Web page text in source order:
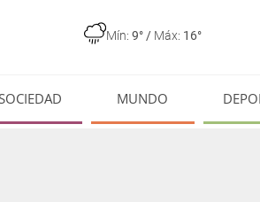
Mín: 9° / Máx: 16°
MUNDO